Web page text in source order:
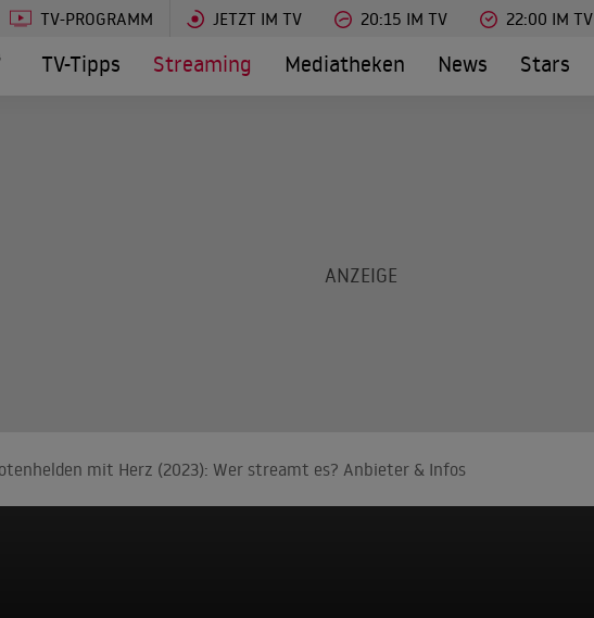
TV-PROGRAMM JETZT IM TV 20:15 IM TV 22:00 IM TV
TV-Tipps Streaming Mediatheken News Stars
mit Herz (2023): Wer streamt es? Anbieter & Infos